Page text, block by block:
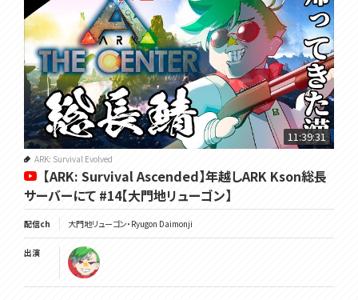
11:39:31
ARK: Survival Evolved
【ARK: Survival Ascended】年越しARK Kson総長
サーバーにて #14【大門地リューゴン】
配信ch 大門地リューゴン・Ryugon Daimonji
出演